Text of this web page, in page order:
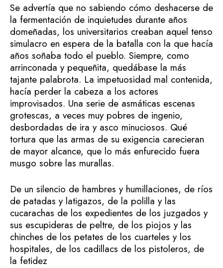
Se advertía que no sabiendo cómo deshacerse de
la fermentación de inquietudes durante años
domeñadas, los universitarios creaban aquel tenso
simulacro en espera de la batalla con la que hacía
años soñaba todo el pueblo. Siempre, como
arrinconada y pequeñita, quedábase la más
tajante palabrota. La impetuosidad mal contenida,
hacía perder la cabeza a los actores
improvisados. Una serie de asmáticas escenas
grotescas, a veces muy pobres de ingenio,
desbordadas de ira y asco minuciosos. Qué
tortura que las armas de su exigencia carecieran
de mayor alcance, que lo más enfurecido fuera
musgo sobre las murallas.
De un silencio de hambres y humillaciones, de ríos
de patadas y latigazos, de la polilla y las
cucarachas de los expedientes de los juzgados y
sus escupideras de peltre, de los piojos y las
chinches de los petates de los cuarteles y los
hospitales, de los cadillacs de los pistoleros, de
la fetidez